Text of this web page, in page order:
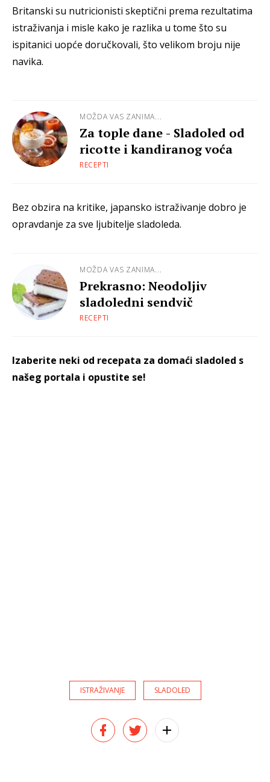
Britanski su nutricionisti skeptični prema rezultatima
istraživanja i misle kako je razlika u tome što su
ispitanici uopće doručkovali, što velikom broju nije
navika.
MOŽDA VAS ZANIMA...
Za tople dane - Sladoled od
ricotte i kandiranog voća
RECEPTI
Bez obzira na kritike, japansko istraživanje dobro je
opravdanje za sve ljubitelje sladoleda.
MOŽDA VAS ZANIMA...
Prekrasno: Neodoljiv
sladoledni sendvič
RECEPTI
Izaberite neki od recepata za domaći sladoled s
našeg portala i opustite se!
ISTRAŽIVANJE SLADOLED